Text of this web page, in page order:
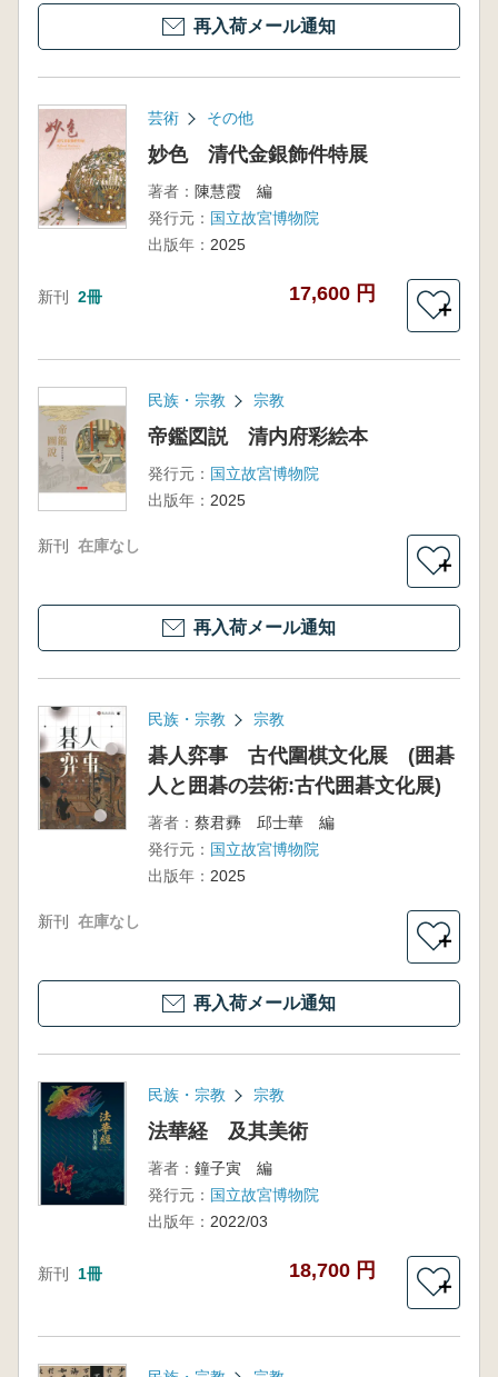
再入荷メール通知
芸術 その他
妙色 清代金銀飾件特展
著者： 陳慧霞 編
発行元： 国立故宮博物院
出版年： 2025
新刊 2冊 17,600 円
＋
民族・宗教 宗教
帝鑑図説 清内府彩絵本
発行元： 国立故宮博物院
出版年： 2025
新刊 在庫なし
＋
再入荷メール通知
民族・宗教 宗教
碁人弈事 古代圍棋文化展 (囲碁
人と囲碁の芸術:古代囲碁文化展)
著者： 蔡君彞 邱士華 編
発行元： 国立故宮博物院
出版年： 2025
新刊 在庫なし
＋
再入荷メール通知
民族・宗教 宗教
法華経 及其美術
著者： 鐘子寅 編
発行元： 国立故宮博物院
出版年： 2022/03
新刊 1冊 18,700 円
＋